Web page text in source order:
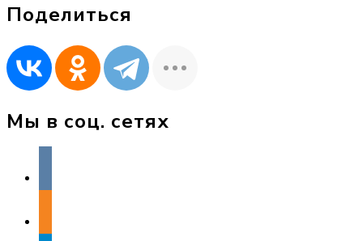
Поделиться
Мы в соц. сетях